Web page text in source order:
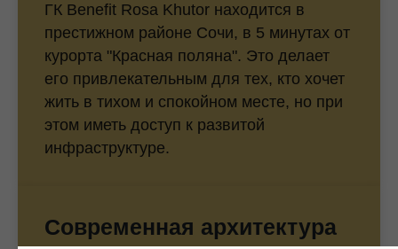
ГК Benefit Rosa Khutor находится в
престижном районе Сочи, в 5 минутах от
курорта "Красная поляна". Это делает
его привлекательным для тех, кто хочет
жить в тихом и спокойном месте, но при
этом иметь доступ к развитой
инфраструктуре.
Современная архитектура